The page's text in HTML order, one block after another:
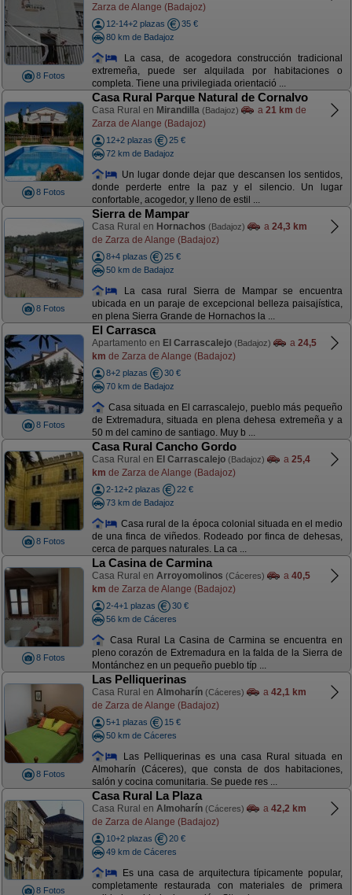
8 Fotos
Zarza de Alange (Badajoz)
12-14+2 plazas
35 €
80 km de Badajoz
La casa, de acogedora construcción tradicional
extremeña, puede ser alquilada por habitaciones o
completa. Tiene una privilegiada orientació ...
8 Fotos
Casa Rural Parque Natural de Cornalvo
Casa Rural en Mirandilla (Badajoz) a 21 km de
Zarza de Alange (Badajoz)
12+2 plazas
25 €
72 km de Badajoz
Un lugar donde dejar que descansen los sentidos,
donde perderte entre la paz y el silencio. Un lugar
confortable, acogedor, y lleno de estil ...
8 Fotos
Sierra de Mampar
Casa Rural en Hornachos (Badajoz) a 24,3 km
de Zarza de Alange (Badajoz)
8+4 plazas
25 €
50 km de Badajoz
La casa rural Sierra de Mampar se encuentra
ubicada en un paraje de excepcional belleza paisajística,
en plena Sierra Grande de Hornachos la ...
8 Fotos
El Carrasca
Apartamento en El Carrascalejo (Badajoz) a 24,5
km de Zarza de Alange (Badajoz)
8+2 plazas
30 €
70 km de Badajoz
Casa situada en El carrascalejo, pueblo más pequeño
de Extremadura, situada en plena dehesa extremeña y a
50 m del camino de santiago. Muy b ...
8 Fotos
Casa Rural Cancho Gordo
Casa Rural en El Carrascalejo (Badajoz) a 25,4
km de Zarza de Alange (Badajoz)
2-12+2 plazas
22 €
73 km de Badajoz
Casa rural de la época colonial situada en el medio
de una finca de viñedos. Rodeado por finca de dehesas,
cerca de parques naturales. La ca ...
8 Fotos
La Casina de Carmina
Casa Rural en Arroyomolinos (Cáceres) a 40,5
km de Zarza de Alange (Badajoz)
2-4+1 plazas
30 €
56 km de Cáceres
Casa Rural La Casina de Carmina se encuentra en
pleno corazón de Extremadura en la falda de la Sierra de
Montánchez en un pequeño pueblo típ ...
8 Fotos
Las Pelliquerinas
Casa Rural en Almoharín (Cáceres) a 42,1 km
de Zarza de Alange (Badajoz)
5+1 plazas
15 €
50 km de Cáceres
Las Pelliquerinas es una casa Rural situada en
Almoharín (Cáceres), que consta de dos habitaciones,
salón y cocina comunitaria. Se puede res ...
8 Fotos
Casa Rural La Plaza
Casa Rural en Almoharín (Cáceres) a 42,2 km
de Zarza de Alange (Badajoz)
10+2 plazas
20 €
49 km de Cáceres
Es una casa de arquitectura típicamente popular,
completamente restaurada con materiales de primera